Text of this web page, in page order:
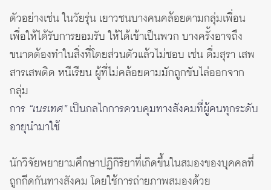
ตัวอย่างเช่น ในวัยรุ่น เยาวชนบางคนคล้อยตามกลุ่มเพื่อน
เพื่อให้ได้รับการยอมรับ ให้ได้เข้าเป็นพวก บางครั้งอาจถึง
ขนาดต้องทำในสิ่งที่โดยส่วนตัวแล้วไม่ชอบ เช่น ดื่มสุรา เสพ
สารเสพติด หนีเรียน ผู้ที่ไม่คล้อยตามมักถูกขับไล่ออกจาก
กลุ่ม
การ “เนรเทศ”เป็นกลไกการควบคุมทางสังคมที่ผู้คนทุกระดับ
อายุนำมาใช้
นักวิจัยพยายามศึกษาปฏิกิริยาที่เกิดขึ้นในสมองของบุคคลที่
ถูกกีดกันทางสังคม โดยใช้การถ่ายภาพสมองด้วย